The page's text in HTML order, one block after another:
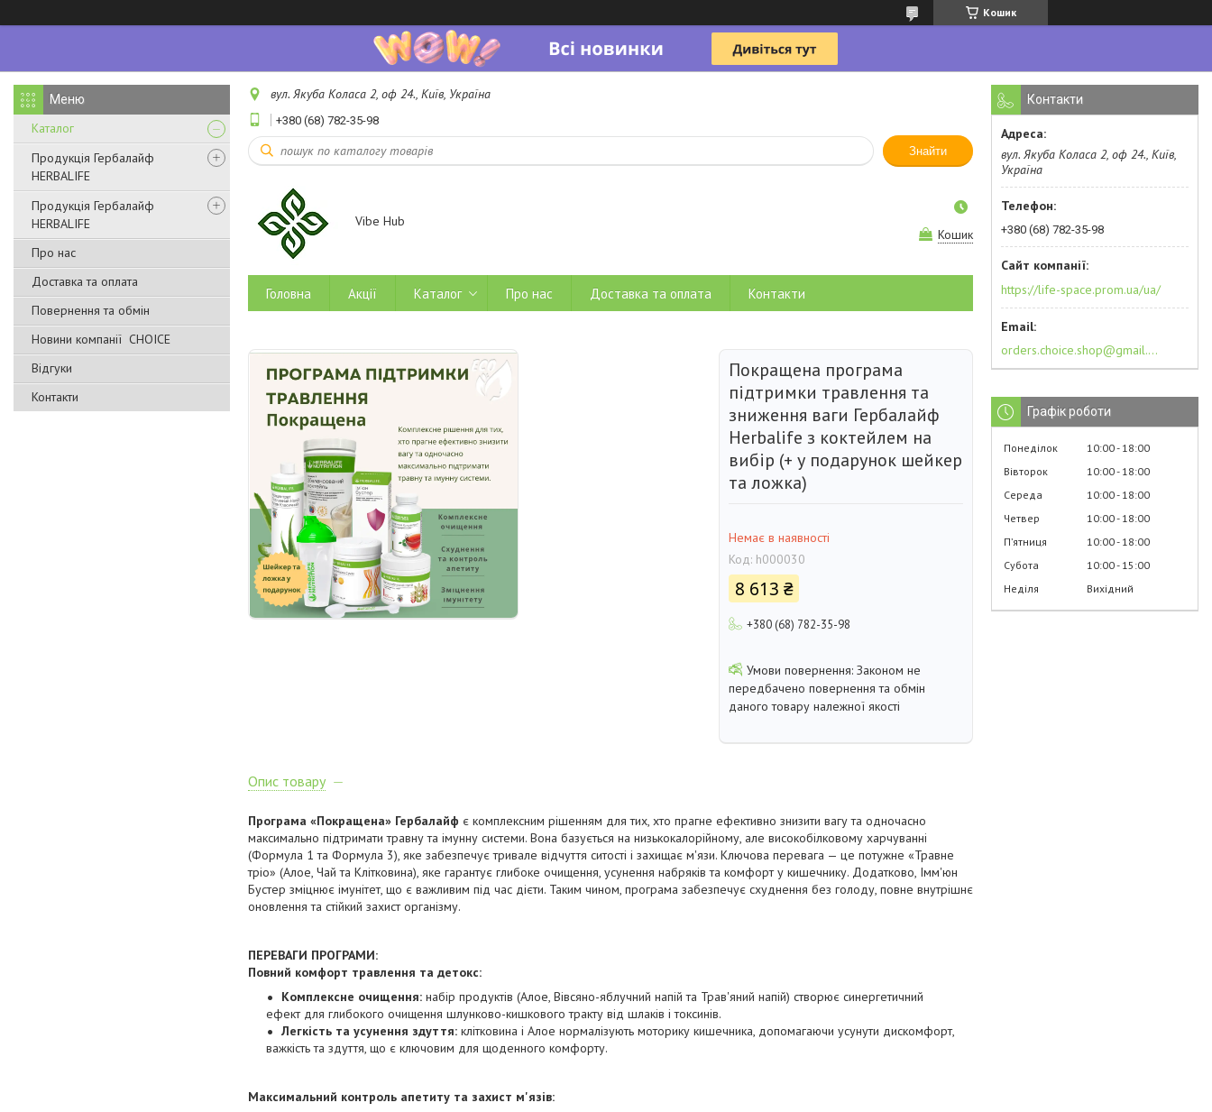
Кошик
Каталог
Продукція Гербалайф
HERBALIFE
Продукція Гербалайф
HERBALIFE
Про нас
Доставка та оплата
Повернення та обмін
Новини компанії CHOICE
Відгуки
Контакти
вул. Якуба Коласа 2, оф 24., Київ, Україна
+380 (68) 782-35-98
Знайти
Vibe Hub
Кошик
Головна Акції Каталог Про нас Доставка та оплата Контакти
Покращена програма
підтримки травлення та
зниження ваги Гербалайф
Herbalife з коктейлем на
вибір (+ у подарунок шейкер
та ложка)
Немає в наявності
Код: h000030
8 613 ₴
+380 (68) 782-35-98
Законом не
передбачено повернення та обмін
даного товару належної якості
Опис товару
Програма «Покращена» Гербалайф є комплексним рішенням для тих, хто прагне ефективно знизити вагу та одночасно
максимально підтримати травну та імунну системи. Вона базується на низькокалорійному, але високобілковому харчуванні
(Формула 1 та Формула 3), яке забезпечує тривале відчуття ситості і захищає м'язи. Ключова перевага — це потужне «Травне
тріо» (Алое, Чай та Клітковина), яке гарантує глибоке очищення, усунення набряків та комфорт у кишечнику. Додатково, Імм'юн
Бустер зміцнює імунітет, що є важливим під час дієти. Таким чином, програма забезпечує схуднення без голоду, повне внутрішнє
оновлення та стійкий захист організму.
ПЕРЕВАГИ ПРОГРАМИ:
Повний комфорт травлення та детокс:
Комплексне очищення: набір продуктів (Алое, Вівсяно-яблучний напій та Трав'яний напій) створює синергетичний
ефект для глибокого очищення шлунково-кишкового тракту від шлаків і токсинів.
Легкість та усунення здуття: клітковина і Алое нормалізують моторику кишечника, допомагаючи усунути дискомфорт,
важкість та здуття, що є ключовим для щоденного комфорту.
Максимальний контроль апетиту та захист м'язів:
Контакти
вул. Якуба Коласа 2, оф 24., Київ,
Україна
+380 (68) 782-35-98
https://life-space.prom.ua/ua/
orders.choice.shop@gmail.com
Графік роботи
Понеділок 10:00 18:00
Вівторок
10:00 18:00
Середа
10:00 18:00
Четвер
10:00 18:00
Пʼятниця
10:00 18:00
Субота
10:00 15:00
Неділя
Вихідний